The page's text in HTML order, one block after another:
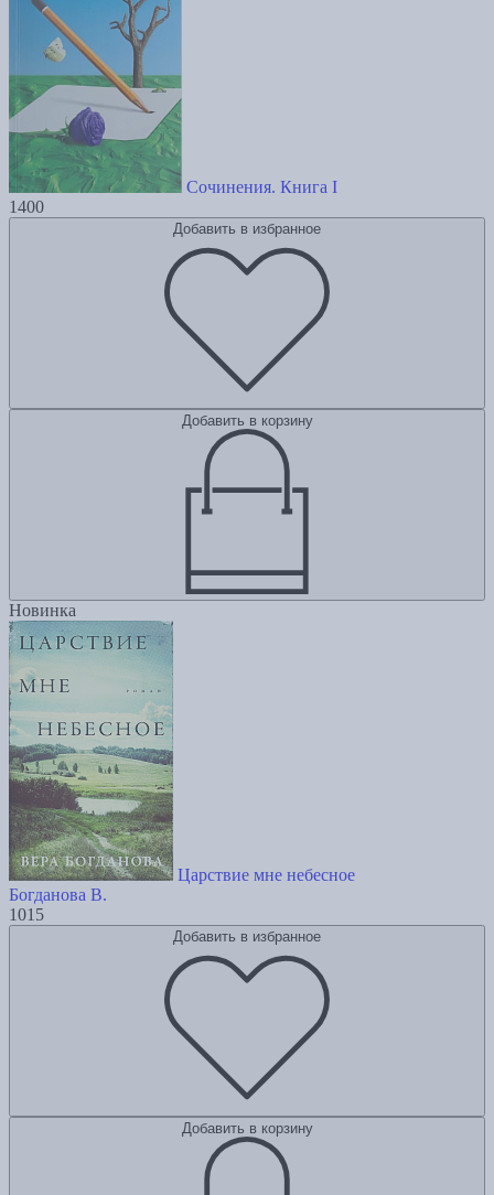
Сочинения. Книга I
1400
Добавить в избранное
Добавить в корзину
Новинка
Царствие мне небесное
Богданова В.
1015
Добавить в избранное
Добавить в корзину